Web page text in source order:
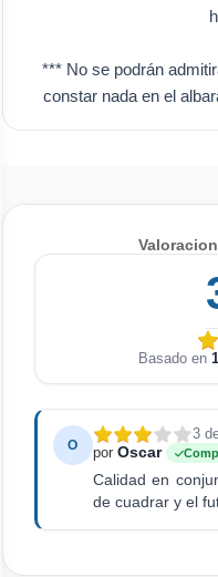
*** No se podrán
constar nada en el
Basado en 1
O
3
por Oscar
Calidad en
de cuadrar y el